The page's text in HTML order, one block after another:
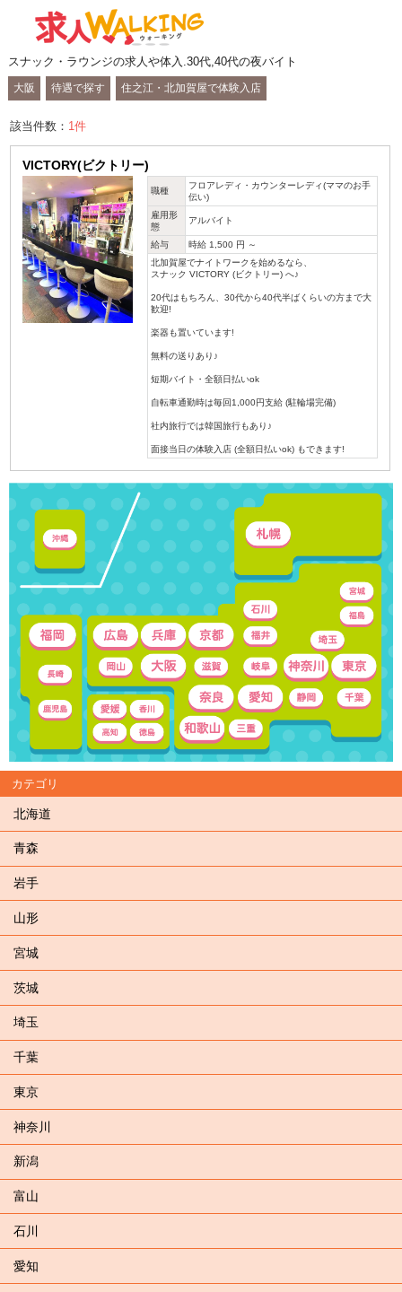
スナック・ラウンジの求人や体入.30代,40代の夜バイト
大阪 待遇で探す 住之江・北加賀屋で体験入店
該当件数： 1件
VICTORY(ビクトリー)
職種
フロアレディ・カウンターレディ(ママのお手
伝い)
雇用形
態
アルバイト
給与
時給 1,500 円 ～
北加賀屋でナイトワークを始めるなら、
スナック VICTORY (ビクトリー) へ♪
20代はもちろん、30代から40代半ばくらいの方まで大
歓迎!
楽器も置いています!
無料の送りあり♪
短期バイト・全額日払いok
自転車通勤時は毎回1,000円支給 (駐輪場完備)
社内旅行では韓国旅行もあり♪
面接当日の体験入店 (全額日払いok) もできます!
カテゴリ
北海道
青森
岩手
山形
宮城
茨城
埼玉
千葉
東京
神奈川
新潟
富山
石川
愛知